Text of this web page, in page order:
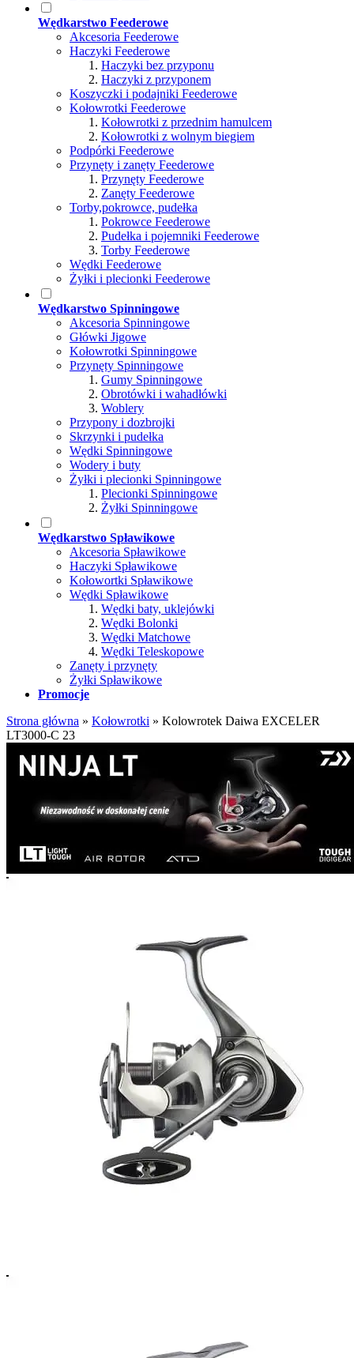
Wędkarstwo Feederowe
Akcesoria Feederowe
Haczyki Feederowe
Haczyki bez przyponu
Haczyki z przyponem
Koszyczki i podajniki Feederowe
Kołowrotki Feederowe
Kołowrotki z przednim hamulcem
Kołowrotki z wolnym biegiem
Podpórki Feederowe
Przynęty i zanęty Feederowe
Przynęty Feederowe
Zanęty Feederowe
Torby,pokrowce, pudełka
Pokrowce Feederowe
Pudełka i pojemniki Feederowe
Torby Feederowe
Wędki Feederowe
Żyłki i plecionki Feederowe
Wędkarstwo Spinningowe
Akcesoria Spinningowe
Główki Jigowe
Kołowrotki Spinningowe
Przynęty Spinningowe
Gumy Spinningowe
Obrotówki i wahadłówki
Woblery
Przypony i dozbrojki
Skrzynki i pudełka
Wędki Spinningowe
Wodery i buty
Żyłki i plecionki Spinningowe
Plecionki Spinningowe
Żyłki Spinningowe
Wędkarstwo Spławikowe
Akcesoria Spławikowe
Haczyki Spławikowe
Kołowortki Spławikowe
Wędki Spławikowe
Wędki baty, uklejówki
Wędki Bolonki
Wędki Matchowe
Wędki Teleskopowe
Zanęty i przynęty
Żyłki Spławikowe
Promocje
Strona główna » Kołowrotki » Kolowrotek Daiwa EXCELER
LT3000-C 23